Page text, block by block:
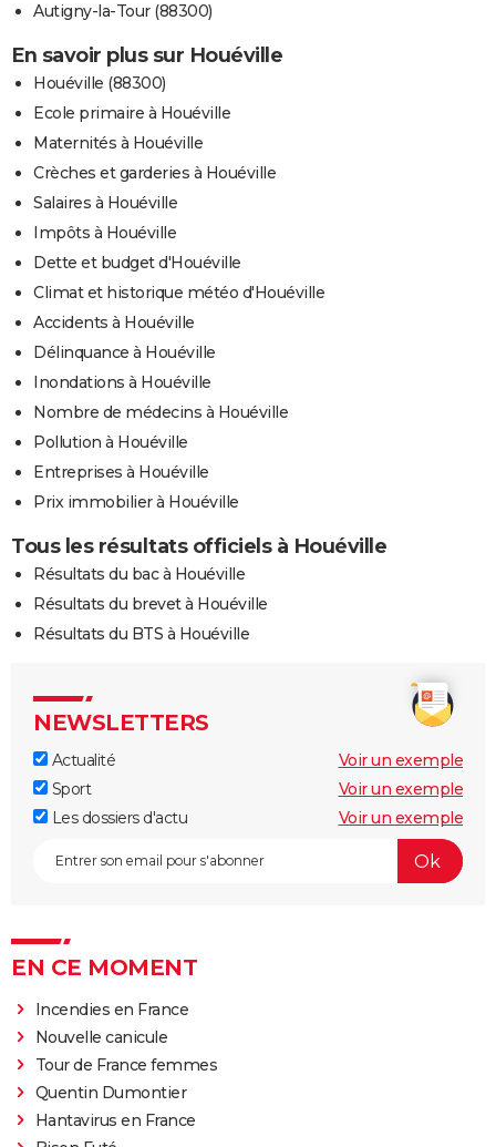
Autigny-la-Tour (88300)
En savoir plus sur Houéville
Houéville (88300)
Ecole primaire à Houéville
Maternités à Houéville
Crèches et garderies à Houéville
Salaires à Houéville
Impôts à Houéville
Dette et budget d'Houéville
Climat et historique météo d'Houéville
Accidents à Houéville
Délinquance à Houéville
Inondations à Houéville
Nombre de médecins à Houéville
Pollution à Houéville
Entreprises à Houéville
Prix immobilier à Houéville
Tous les résultats officiels à Houéville
Résultats du bac à Houéville
Résultats du brevet à Houéville
Résultats du BTS à Houéville
NEWSLETTERS
Actualité
Voir un exemple
Sport
Voir un exemple
Les dossiers d'actu
Voir un exemple
EN CE MOMENT
Incendies en France
Nouvelle canicule
Tour de France femmes
Quentin Dumontier
Hantavirus en France